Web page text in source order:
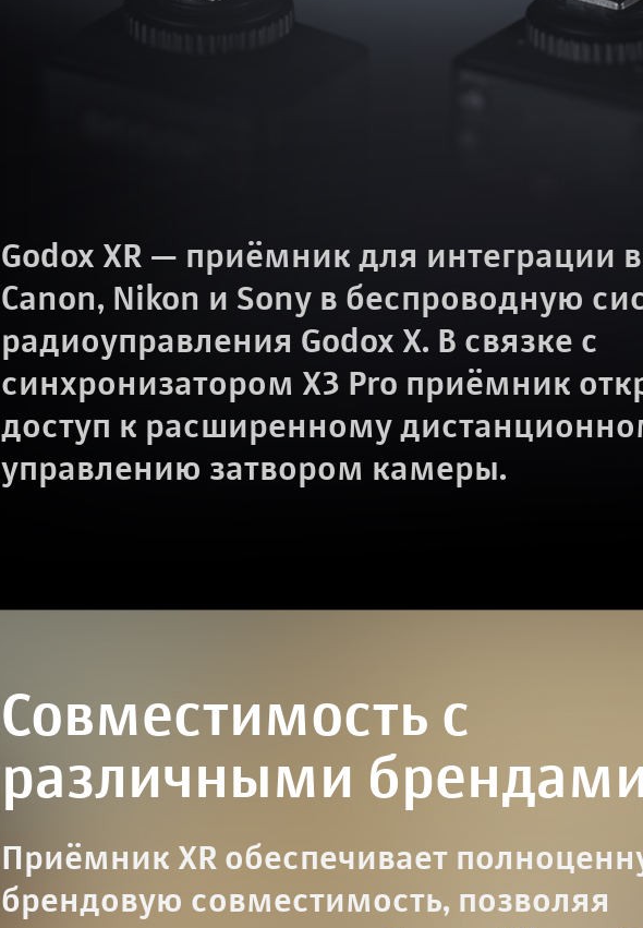
Godox XR — приёмник для интеграции
Canon, Nikon и Sony в беспроводную
радиоуправления Godox X. В связке с
синхронизатором X3 Pro приёмник
доступ к расширенному
управлению затвором камеры.
Совместимость с
различными
Приёмник XR обеспечивает
брендовую совместимость, позволяя